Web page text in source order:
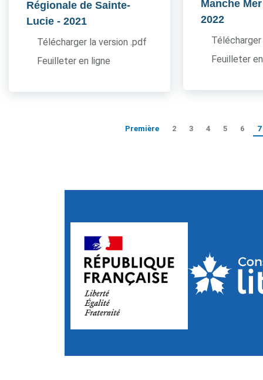
Régionale de Sainte-
Lucie - 2021
Télécharger la version .pdf
Feuilleter en ligne
Manche
2022
Feuilleter
Première 2 3 4 5 6 7